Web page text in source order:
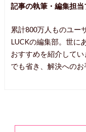
記事の執筆・編集担当
累計800万人ものユー
LUCKの編集部。世に
おすすめを紹介して
でも省き、解決へのお